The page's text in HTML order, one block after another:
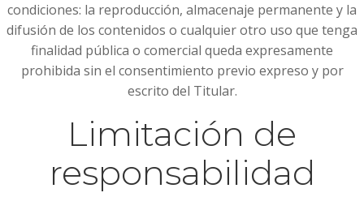
condiciones: la reproducción, almacenaje permanente y la
difusión de los contenidos o cualquier otro uso que tenga
finalidad pública o comercial queda expresamente
prohibida sin el consentimiento previo expreso y por
escrito del Titular.
Limitación de
responsabilidad